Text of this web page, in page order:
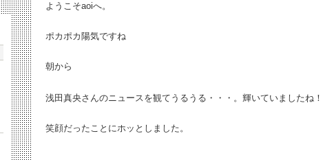
ようこそaoiへ。
ポカポカ陽気ですね
朝から
浅田真央さんのニュースを観てうるうる・・・。輝いていましたね！
笑顔だったことにホッとしました。